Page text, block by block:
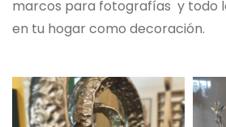
marcos para fotografías y todo
en tu hogar como decoración.